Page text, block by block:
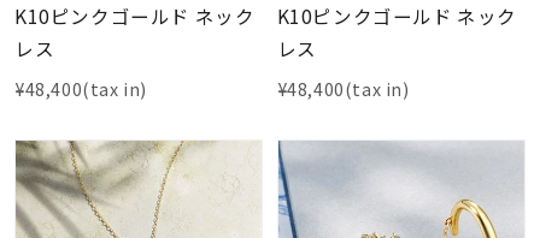
K10ピンクゴールド ネック
レス
¥48,400(tax in)
K10ピンクゴールド ネック
レス
¥48,400(tax in)